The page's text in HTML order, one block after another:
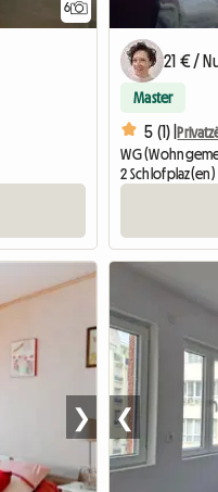
6
21 € /
Master
5 (1) |
WG
2
❯ ❮